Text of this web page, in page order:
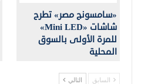
«سامسونج مصر» تطرح
شاشات «Mini LED»
للمرة الأولى بالسوق
المحلية
السابق التالي